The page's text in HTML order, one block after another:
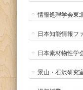
情報処理学会東
日本知能情報フ
日本素材物性学
景山・石沢研究